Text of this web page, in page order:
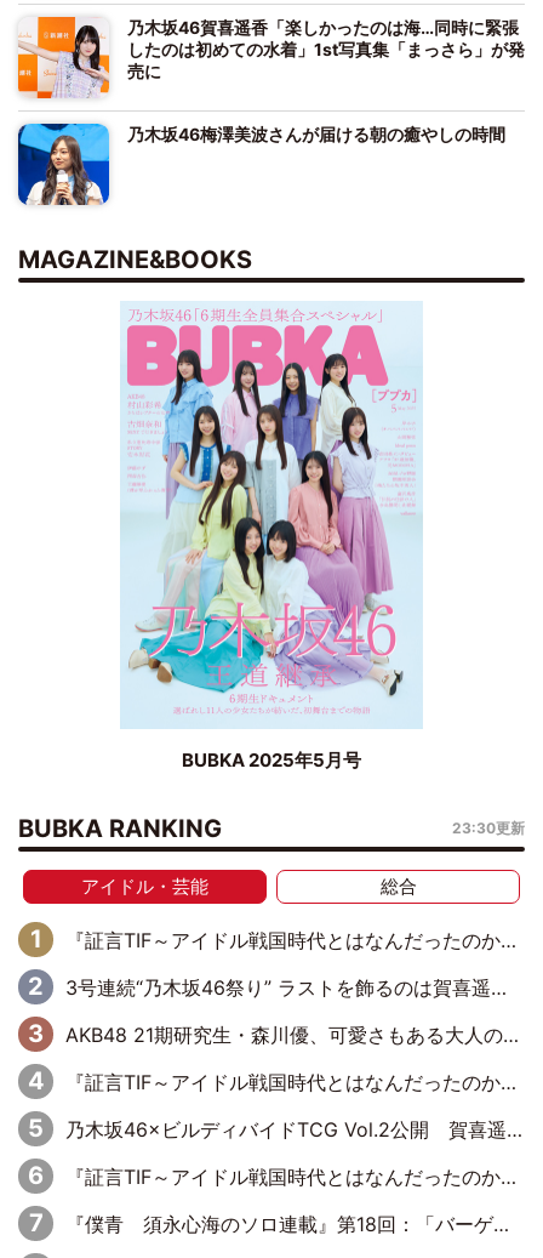
乃木坂46賀喜遥香「楽しかったのは海…同時に緊張
したのは初めての水着」1st写真集「まっさら」が発
売に
乃木坂46梅澤美波さんが届ける朝の癒やしの時間
MAGAZINE&BOOKS
BUBKA 2025年5月号
BUBKA RANKING 23:30更新
アイドル・芸能 総合
『証言TIF～アイドル戦国時代とはなんだったのか～』第6回：でんぱ組.inc・古川未鈴×相沢梨紗「『ハロプロやりたかったな』って言ったら、夢眠ねむさんに『てめえはでんぱ組．incなんだよ！』って肩パンされて(笑)」
3号連続“乃木坂46祭り” ラストを飾るのは賀喜遥香…5年ぶりの登場に「5年分大人になった私を見ていただけたら」
AKB48 21期研究生・森川優、可愛さもある大人の女性に
『証言TIF～アイドル戦国時代とはなんだったのか～』第10回：さくら学院・武藤彩未×飯田らうら「正直、中3で辞めるというのを信じてなくて。そう言われてはいたけど、嘘でしょって」
乃木坂46×ビルディバイドTCG Vol.2公開 賀喜遥香＆田村真佑が『京まふ』ステージに登壇
『証言TIF～アイドル戦国時代とはなんだったのか～』第11回：私立恵比寿中学・真山りか×安本彩花「TIFで10年ぶりのキョンシーメイクをしたら、場を完全に引かせてしまって。時代が変わったんだなって」
『僕青 須永心海のソロ連載』第18回：「バーゲンセールハンターみうな inしまむら」編